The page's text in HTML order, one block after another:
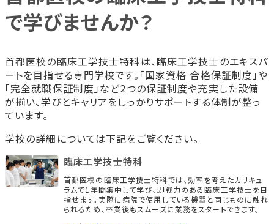
で学びませんか？
首都医校の臨床工学技士特科は、臨床工学技士のエキスパ
ートを目指せる専門学校です。「国家資格 合格保証制度」や
「完全就職保証制度」など2つの保証制度や充実した設備
が揃い、学びとキャリアをしっかりサポートする体制が整っ
ています。
学校の詳細については下記をご覧ください。
臨床工学技士特科
首都医校の臨床工学技士特科では、効率を考えたカリキュ
ラムで1年間集中して学び、即戦力のある臨床工学技士を目
指せます。実際に病院で使用している機器と同じものに触れ
られるため、卒業後もスムーズに業務をスタートできます。